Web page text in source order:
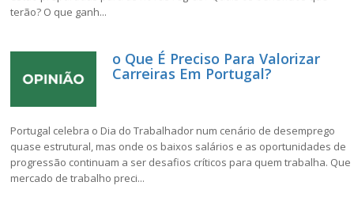
terão? O que ganh...
o Que É Preciso Para Valorizar
Carreiras Em Portugal?
Portugal celebra o Dia do Trabalhador num cenário de desemprego
quase estrutural, mas onde os baixos salários e as oportunidades de
progressão continuam a ser desafios críticos para quem trabalha. Que
mercado de trabalho preci...